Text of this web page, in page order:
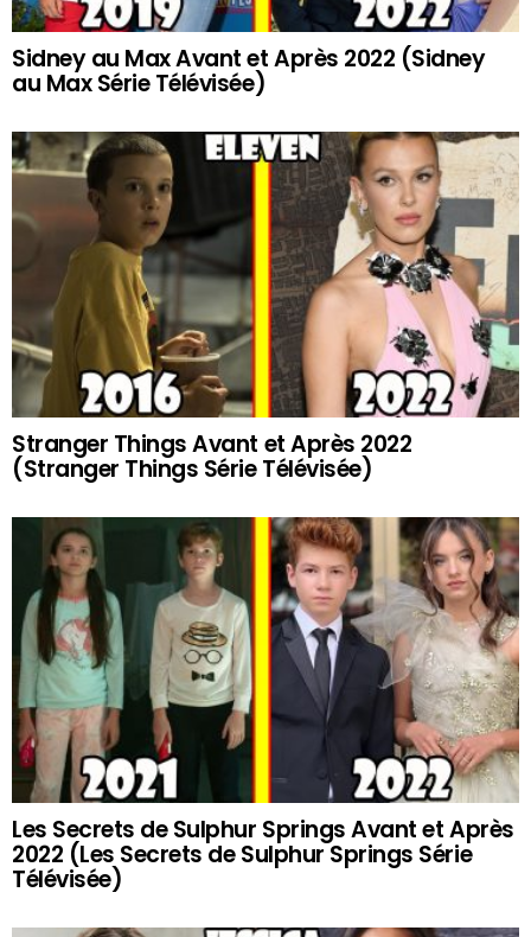
Sidney au Max Avant et Après 2022 (Sidney
au Max Série Télévisée)
Stranger Things Avant et Après 2022
(Stranger Things Série Télévisée)
Les Secrets de Sulphur Springs Avant et Après
2022 (Les Secrets de Sulphur Springs Série
Télévisée)